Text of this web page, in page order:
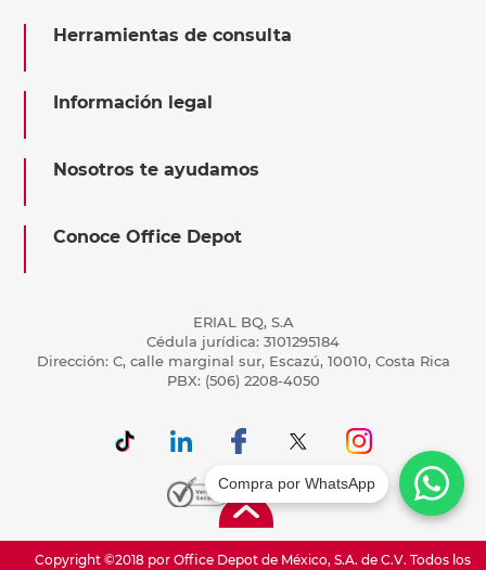
Herramientas de consulta
Información legal
Nosotros te ayudamos
Conoce Office Depot
ERIAL BQ, S.A
Cédula jurídica: 3101295184
Dirección: C, calle marginal sur, Escazú, 10010, Costa Rica
PBX: (506) 2208-4050
Copyright ©2018 por Office Depot de México, S.A. de C.V. Todos los
Compra por WhatsApp